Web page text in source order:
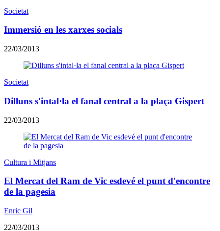
Societat
Immersió en les xarxes socials
22/03/2013
Societat
Dilluns s'intal·la el fanal central a la plaça Gispert
22/03/2013
Cultura i Mitjans
El Mercat del Ram de Vic esdevé el punt d'encontre
de la pagesia
Enric Gil
22/03/2013